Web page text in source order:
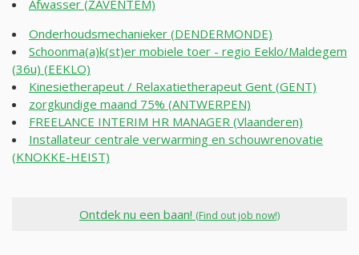
Afwasser (ZAVENTEM)
Onderhoudsmechanieker (DENDERMONDE)
Schoonma(a)k(st)er mobiele toer - regio Eeklo/Maldegem
(36u) (EEKLO)
Kinesietherapeut / Relaxatietherapeut Gent (GENT)
zorgkundige maand 75% (ANTWERPEN)
FREELANCE INTERIM HR MANAGER (Vlaanderen)
Installateur centrale verwarming en schouwrenovatie
(KNOKKE-HEIST)
Ontdek nu een baan! (Find out job now!)